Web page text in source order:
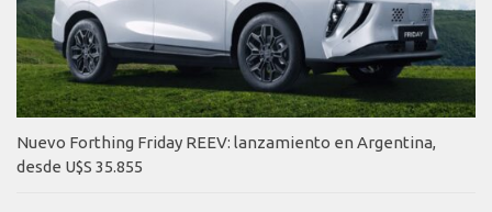
Nuevo Forthing Friday REEV: lanzamiento en Argentina,
desde U$S 35.855